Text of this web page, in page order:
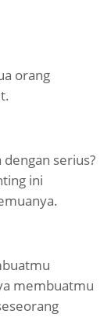
orang
serius?
ini
membuatmu